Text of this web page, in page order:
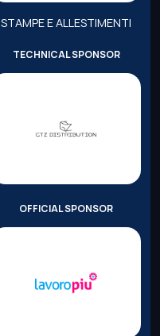
STAMPE E ALLESTIMENTI
TECHNICAL SPONSOR
OFFICIAL SPONSOR